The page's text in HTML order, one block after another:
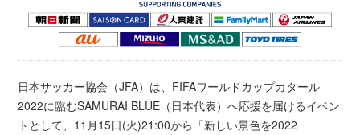
日本サッカー協会（JFA）は、FIFAワールドカップカタール
2022に臨むSAMURAI BLUE（日本代表）へ応援を届けるイベン
トとして、11月15日(火)21:00から「新しい景色を2022